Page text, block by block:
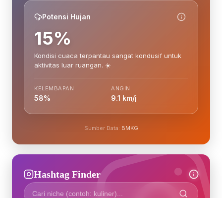
Potensi Hujan
15%
Kondisi cuaca terpantau sangat kondusif untuk
aktivitas luar ruangan. ☀️
KELEMBAPAN
58%
ANGIN
9.1 km/j
Sumber Data: BMKG
Hashtag Finder